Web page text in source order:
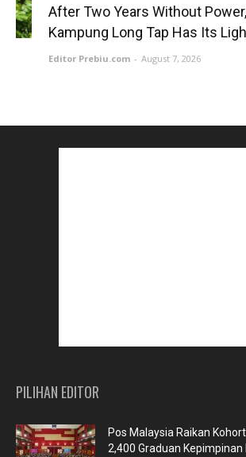
After Two Years Without Power,
Kampung Long Tap Has Its
Editor Prebiu.com - August 7, 2026
PILIHAN EDITOR
Pos Malaysia Raikan
2,400 Graduan Kepimpinan